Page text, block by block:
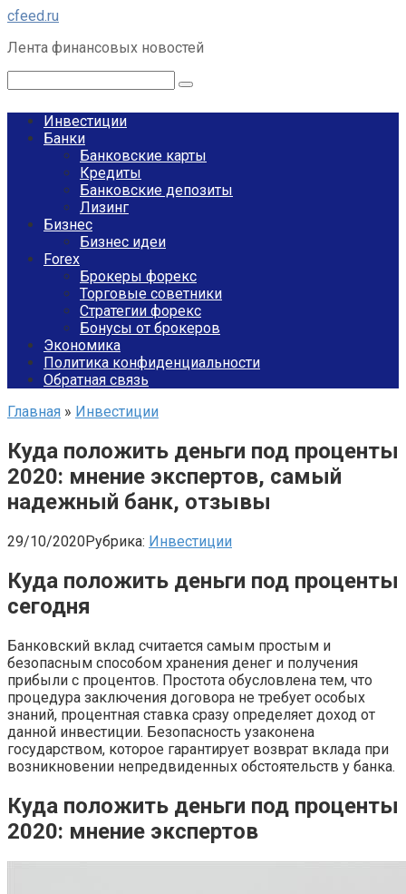
Перейти
контенту
cfeed.ru
Лента финансовых новостей
Инвестиции
Банки
Банковские карты
Кредиты
Банковские депозиты
Лизинг
Бизнес
Бизнес идеи
Forex
Брокеры форекс
Торговые советники
Стратегии форекс
Бонусы от брокеров
Экономика
Политика конфиденциальности
Обратная связь
Главная » Инвестиции
Куда положить деньги под проценты
2020: мнение экспертов, самый
надежный банк, отзывы
29/10/2020Рубрика: Инвестиции
Куда положить деньги под проценты
сегодня
Банковский вклад считается самым простым и
безопасным способом хранения денег и получения
прибыли с процентов. Простота обусловлена тем, что
процедура заключения договора не требует особых
знаний, процентная ставка сразу определяет доход от
данной инвестиции. Безопасность узаконена
государством, которое гарантирует возврат вклада при
возникновении непредвиденных обстоятельств у банка.
Куда положить деньги под проценты
2020: мнение экспертов